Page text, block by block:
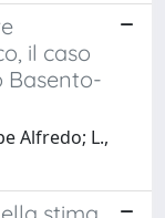
il caso
Basento-
Alfredo; L.,